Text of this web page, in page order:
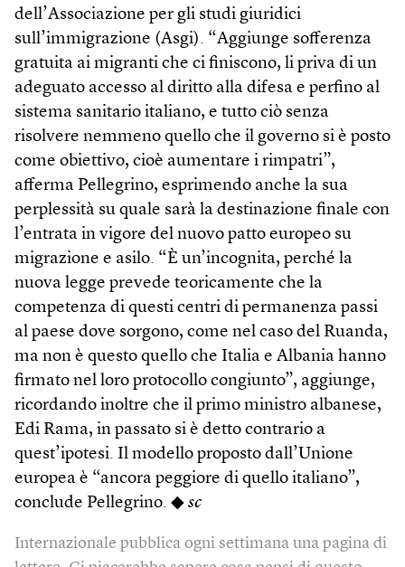
dell’Associazione per gli studi giuridici
sull’immigrazione (Asgi). “Aggiunge sofferenza
gratuita ai migranti che ci finiscono, li priva di un
adeguato accesso al diritto alla difesa e perfino al
sistema sanitario italiano, e tutto ciò senza
risolvere nemmeno quello che il governo si è posto
come obiettivo, cioè aumentare i rimpatri”,
afferma Pellegrino, esprimendo anche la sua
perplessità su quale sarà la destinazione finale con
l’entrata in vigore del nuovo patto europeo su
migrazione e asilo. “È un’incognita, perché la
nuova legge prevede teoricamente che la
competenza di questi centri di permanenza passi
al paese dove sorgono, come nel caso del Ruanda,
ma non è questo quello che Italia e Albania hanno
firmato nel loro protocollo congiunto”, aggiunge,
ricordando inoltre che il primo ministro albanese,
Edi Rama, in passato si è detto contrario a
quest’ipotesi. Il modello proposto dall’Unione
europea è “ancora peggiore di quello italiano”,
conclude Pellegrino. ◆ sc
Internazionale pubblica ogni settimana una pagina di